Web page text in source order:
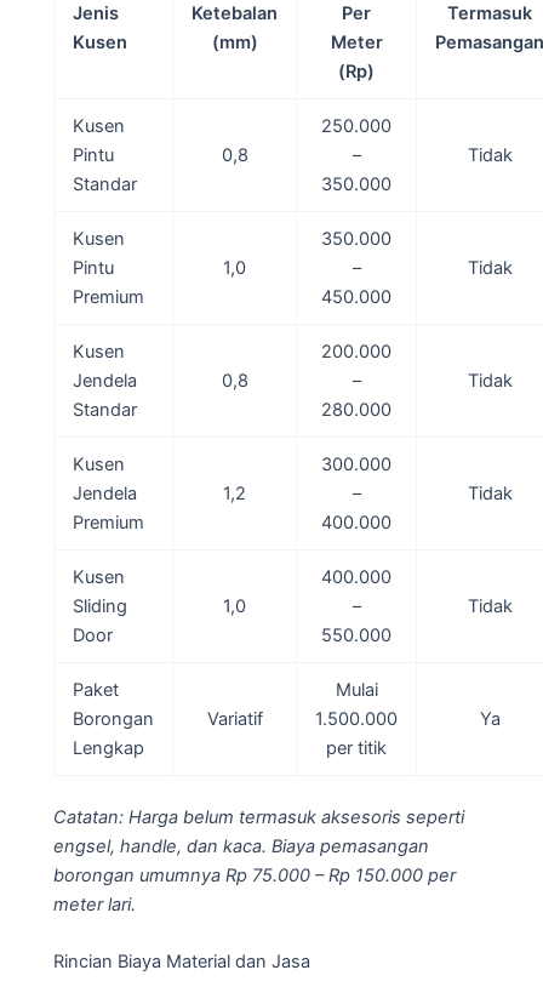
Jenis
Kusen
Ketebalan
(mm)
Per
Meter
(Rp)
Termasuk
Pemasangan
Kusen
Pintu
Standar
0,8
250.000
–
350.000
Tidak
Kusen
Pintu
Premium
1,0
350.000
–
450.000
Tidak
Kusen
Jendela
Standar
0,8
200.000
–
280.000
Tidak
Kusen
Jendela
Premium
1,2
300.000
–
400.000
Tidak
Kusen
Sliding
Door
1,0
400.000
–
550.000
Tidak
Paket
Borongan
Lengkap
Variatif
Mulai
1.500.000
per titik
Ya
Catatan: Harga belum termasuk aksesoris seperti
engsel, handle, dan kaca. Biaya pemasangan
borongan umumnya Rp 75.000 – Rp 150.000 per
meter lari.
Rincian Biaya Material dan Jasa